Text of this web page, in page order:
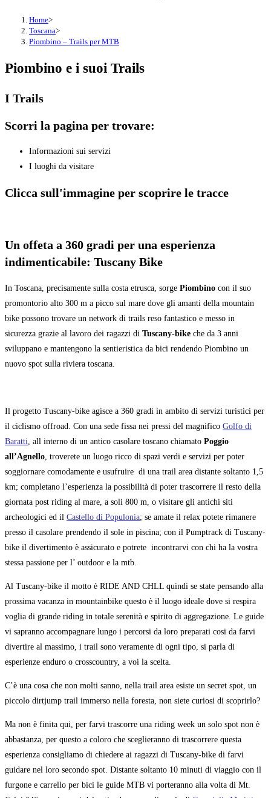
Home>
Toscana>
Piombino – Trails per MTB
Piombino e i suoi Trails
I Trails
Scorri la pagina per trovare:
Informazioni sui servizi
I luoghi da visitare
Clicca sull'immagine per scoprire le tracce
Un offeta a 360 gradi per una esperienza
indimenticabile: Tuscany Bike
In Toscana, precisamente sulla costa etrusca, sorge Piombino con il suo
promontorio alto 300 m a picco sul mare dove gli amanti della mountain
bike possono trovare un network di trails reso fantastico e messo in
sicurezza grazie al lavoro dei ragazzi di Tuscany-bike che da 3 anni
sviluppano e mantengono la sentieristica da bici rendendo Piombino un
nuovo spot sulla riviera toscana.
Il progetto Tuscany-bike agisce a 360 gradi in ambito di servizi turistici per
il ciclismo offroad. Con una sede fissa nei pressi del magnifico Golfo di
Baratti , all interno di un antico casolare toscano chiamato Poggio
all’Agnello , troverete un luogo ricco di spazi verdi e servizi per poter
soggiornare comodamente e usufruire di una trail area distante soltanto 1,5
km; completano l’esperienza la possibilità di poter trascorrere il resto della
giornata post riding al mare, a soli 800 m, o visitare gli antichi siti
archeologici ed il Castello di Populonia; se amate il relax potete rimanere
presso il casolare prendendo il sole in piscina; con il Pumptrack di Tuscany-
bike il divertimento è assicurato e potrete incontrarvi con chi ha la vostra
stessa passione per l’ outdoor e la mtb.
Al Tuscany-bike il motto è RIDE AND CHLL quindi se state pensando alla
prossima vacanza in mountainbike questo è il luogo ideale dove si respira
voglia di grande riding in totale serenità e spirito di aggregazione. Le guide
vi sapranno accompagnare lungo i percorsi da loro preparati cosi da farvi
divertire al massimo, i trail sono veramente di ogni tipo, si parla di
esperienze enduro o crosscountry, a voi la scelta.
C’è una cosa che non molti sanno, nella trail area esiste un secret spot, un
piccolo dirtjump trail immerso nella foresta, non siete curiosi di scoprirlo?
Ma non è finita qui, per farvi trascorre una riding week un solo spot non è
abbastanza, per questo a coloro che sceglieranno di trascorrere questa
esperienza consigliamo di chiedere ai ragazzi di Tuscany-bike di farvi
guidare nel loro secondo spot. Distante soltanto 10 minuti di viaggio con il
furgone e carrello per bici le guide MTB vi porteranno alla volta di Mt.